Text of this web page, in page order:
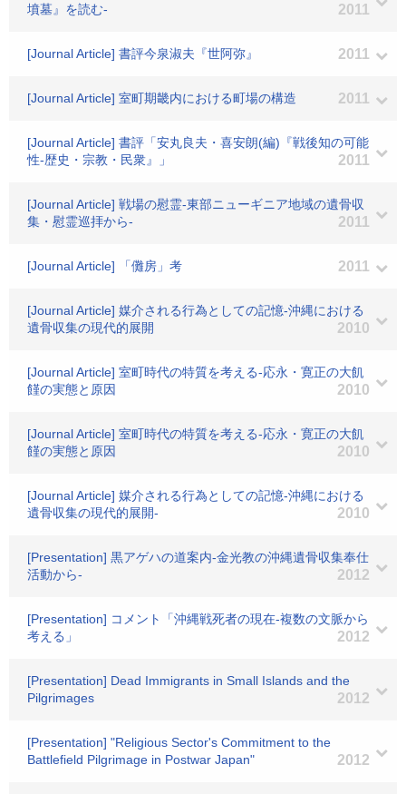
墳墓』を読む-
2011
[Journal Article] 書評今泉淑夫『世阿弥』 2011
[Journal Article] 室町期畿内における町場の構造 2011
[Journal Article] 書評「安丸良夫・喜安朗(編)『戦後知の可能
性-歴史・宗教・民衆』」
2011
[Journal Article] 戦場の慰霊-東部ニューギニア地域の遺骨収
集・慰霊巡拝から-
2011
[Journal Article] 「儺房」考 2011
[Journal Article] 媒介される行為としての記憶-沖縄における
遺骨収集の現代的展開
2010
[Journal Article] 室町時代の特質を考える-応永・寛正の大飢
饉の実態と原因
2010
[Journal Article] 室町時代の特質を考える-応永・寛正の大飢
饉の実態と原因
2010
[Journal Article] 媒介される行為としての記憶-沖縄における
遺骨収集の現代的展開-
2010
[Presentation] 黒アゲハの道案内-金光教の沖縄遺骨収集奉仕
活動から-
2012
[Presentation] コメント「沖縄戦死者の現在-複数の文脈から
考える」
2012
[Presentation] Dead Immigrants in Small Islands and the
Pilgrimages
2012
[Presentation] "Religious Sector's Commitment to the
Battlefield Pilgrimage in Postwar Japan"
2012